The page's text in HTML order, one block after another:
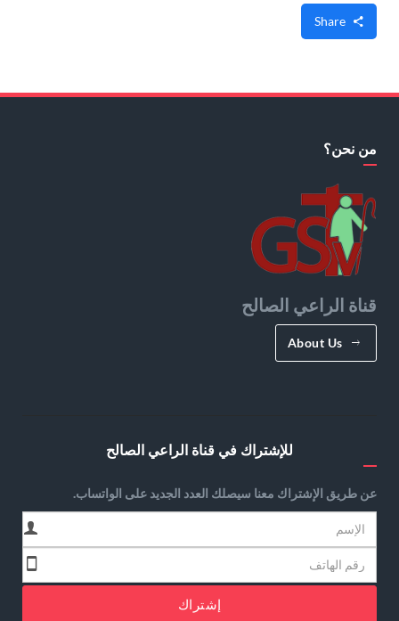
من نحن؟
قناة الراعي الصالح
About Us
للإشتراك في قناة الراعي الصالح
عن طريق الإشتراك معنا سيصلك العدد الجديد على الواتساب.
إشتراك